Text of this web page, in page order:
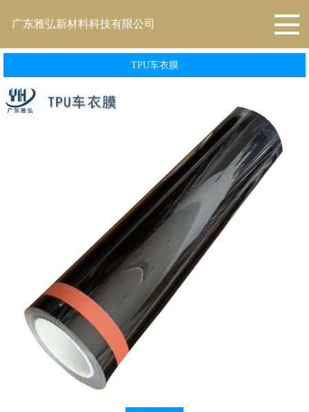
广东雅弘新材料科技有限公司
TPU车衣膜